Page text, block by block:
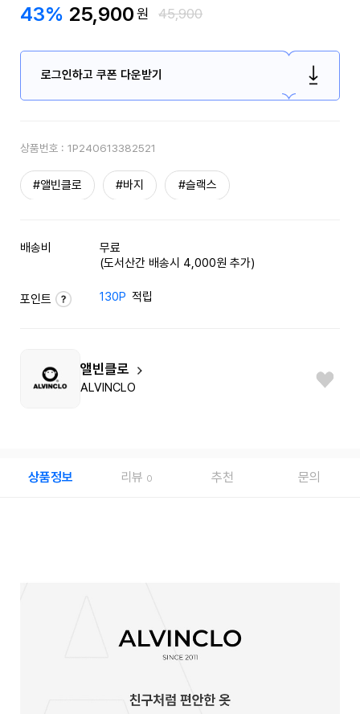
43% 25,900원 45,900
로그인하고 쿠폰 다운받기
상품번호 : 1P240613382521
#앨빈클로 #바지 #슬랙스
배송비
무료
(도서산간 배송시 4,000원 추가)
포인트 130P 적립
앨빈클로
ALVINCLO
상품정보 리뷰 0 추천 문의